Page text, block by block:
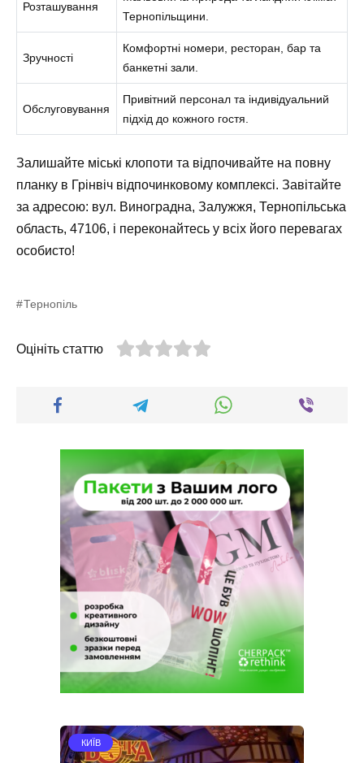
Розташування
Тернопільщини.
Зручності
Комфортні номери, ресторан, бар та
банкетні зали.
Обслуговування
Привітний персонал та індивідуальний
підхід до кожного гостя.
Залишайте міські клопоти та відпочивайте на повну
планку в Грінвіч відпочинковому комплексі. Завітайте
за адресою: вул. Виноградна, Залужжя, Тернопільська
область, 47106, і переконайтесь у всіх його перевагах
особисто!
Тернопіль
Оцініть статтю
КИЇВ